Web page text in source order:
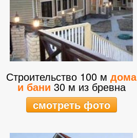
Строительство 100 м дома
и бани 30 м из бревна
смотреть фото